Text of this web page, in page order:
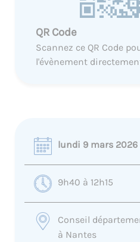
QR Code
Scannez ce QR Code
l'évènement
lundi 9 mars 2026
9h40 à 12h15
Conseil
à Nantes